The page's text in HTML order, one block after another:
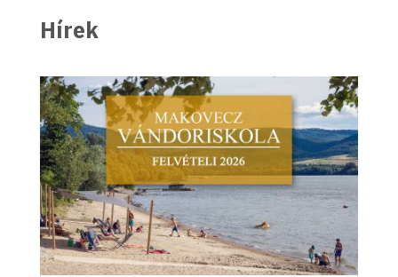
Hírek